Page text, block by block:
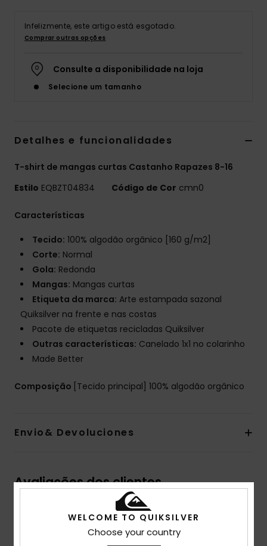
Infelizmente, este artigo está esgotado.
Comprar outras opções
Consulte a disponibilidade na loja
Selecione um tamanho
Detalhes e funcionalidades
T-shirt de mangas curtas Castanho Rapazes 8-16
Estilo EQBZT04834 Código de Cor cmn0
Características
Tecido: 100% algodão orgânico [160 g/m2]
Corte: Normal
Gola: Redonda
Mangas: Mangas curtas
Etiqueta da marca: Arte estampada sazonal
Quiksilver na frente e nas costas
Pacote de etiquetas recicladas Quiksilver
Outras características: Canelado 1x1 no colarinho
Made Better
Composição [Tecido principal] 100% algodão orgânico
Envio& Devoluciones
Avaliações dos clientes
Pontuação média
WELCOME TO QUIKSILVER
Choose your country